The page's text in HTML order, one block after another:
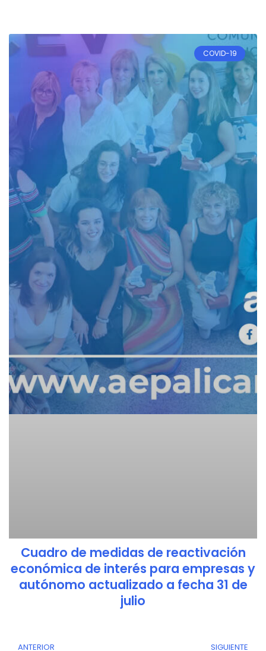
COVID-19
Cuadro de medidas de reactivación
económica de interés para empresas y
autónomo actualizado a fecha 31 de
julio
ANTERIOR SIGUIENTE